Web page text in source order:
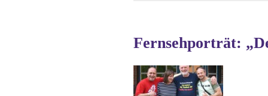
Fernsehporträt: